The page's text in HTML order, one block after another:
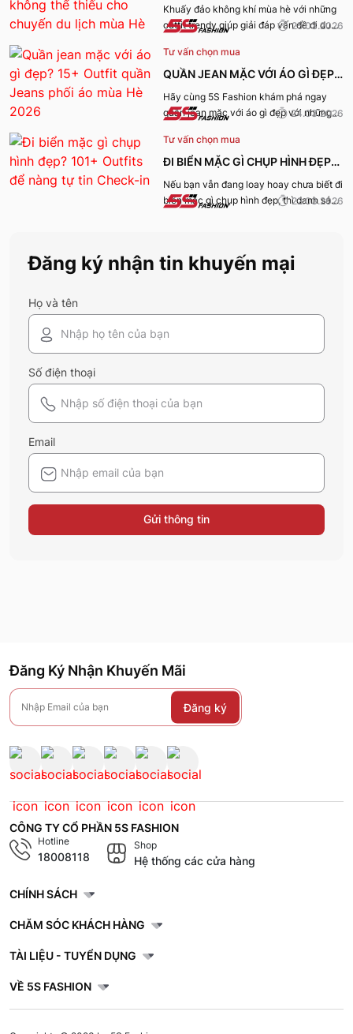
NHỮNG MÓN ĐỒ KHÔNG THỂ
THIẾU CHO CHUYẾN DU LỊCH
MÙA HÈ
Khuấy đảo không khí mùa hè với những
outfit trendy giúp giải đáp vấn đề đi du
đây!
25.03.2026
Tư vấn chọn mua
QUẦN JEAN MẶC VỚI ÁO GÌ ĐẸP?
15+ OUTFIT QUẦN JEANS PHỐI
ÁO MÙA HÈ 2026
Hãy cùng 5S Fashion khám phá ngay
quần jean mặc với áo gì đẹp với những
24.03.2026
Tư vấn chọn mua
ĐI BIỂN MẶC GÌ CHỤP HÌNH ĐẸP?
101+ OUTFITS ĐỂ NÀNG TỰ TIN
CHECK-IN
Nếu bạn vẫn đang loay hoay chưa biết đi
biển mặc gì chụp hình đẹp, thì danh sách
22.03.2026
Đăng ký nhận tin khuyến mại
Họ và tên
Số điện thoại
Email
Gửi thông tin
Đăng Ký Nhận Khuyến Mãi
Đăng ký
CÔNG TY CỔ PHẦN 5S FASHION
Hotline
18008118
Shop
Hệ thống các cửa hàng
CHÍNH SÁCH
CHĂM SÓC KHÁCH HÀNG
TÀI LIỆU - TUYỂN DỤNG
VỀ 5S FASHION